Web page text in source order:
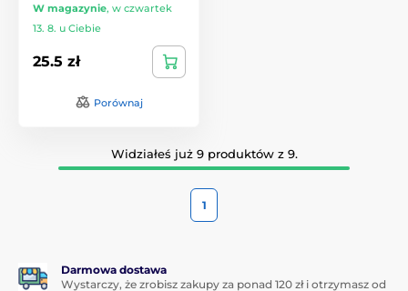
W magazynie, w czwartek
13. 8. u Ciebie
25.5 zł
Porównaj
Widziałeś już 9 produktów z 9.
1
Darmowa dostawa
Wystarczy, że zrobisz zakupy za ponad 120 zł i otrzymasz od